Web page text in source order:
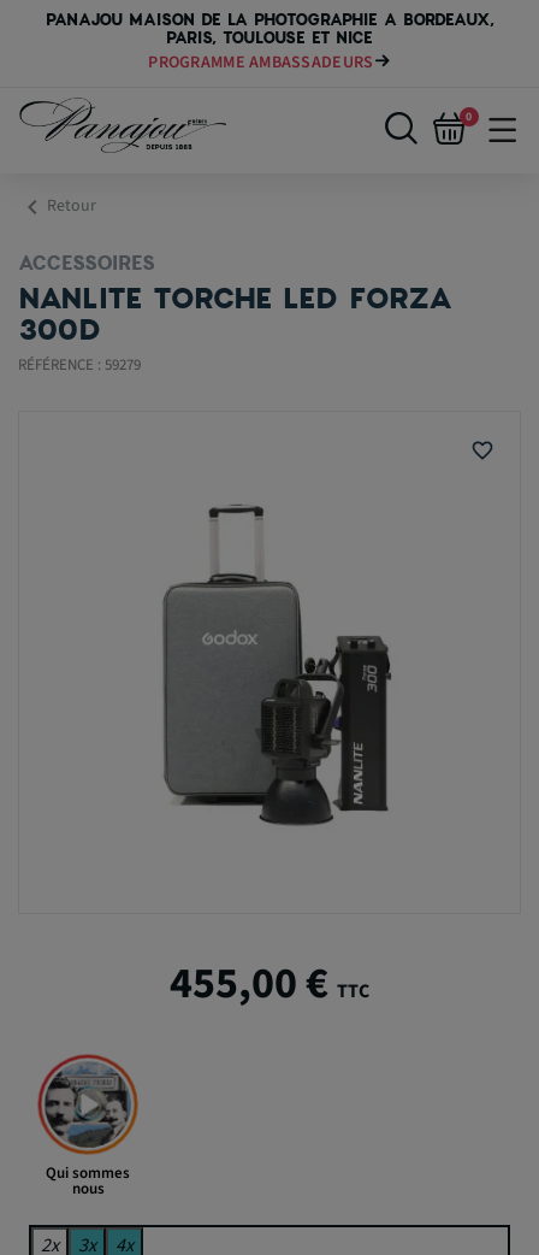
PANAJOU MAISON DE LA PHOTOGRAPHIE A BORDEAUX,
PARIS, TOULOUSE ET NICE
PAYER VOTRE MATÉRIEL JUSQU'EN 84 FOIS
0
chevron_left Retour
ACCESSOIRES
NANLITE TORCHE LED FORZA
300D
RÉFÉRENCE : 59279
favorite_border
455,00 € TTC
Qui sommes
nous
2x 3x 4x